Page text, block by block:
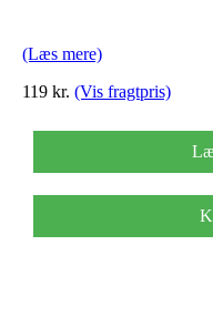
(Læs mere)
119 kr. (Vis fragtpris)